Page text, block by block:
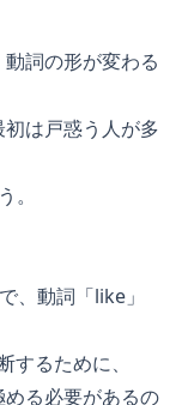
詞の形が変わる
は戸惑う人が多
、動詞「like」
るために、
める必要があるの